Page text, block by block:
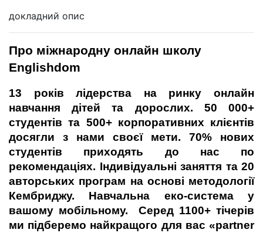
докладний опис
Про міжнародну онлайн школу
Englishdom
13 років лідерства на ринку онлайн
навчання дітей та дорослих. 50 000+
студентів та 500+ корпоративних клієнтів
досягли з нами своєї мети. 70% нових
студентів приходять до нас по
рекомендаціях. Індивідуальні заняття та 20
авторських програм на основі методології
Кембриджу. Навчальна еко-система у
вашому мобільному.  Серед 1100+ тічерів
ми підберемо найкращого для вас «partner